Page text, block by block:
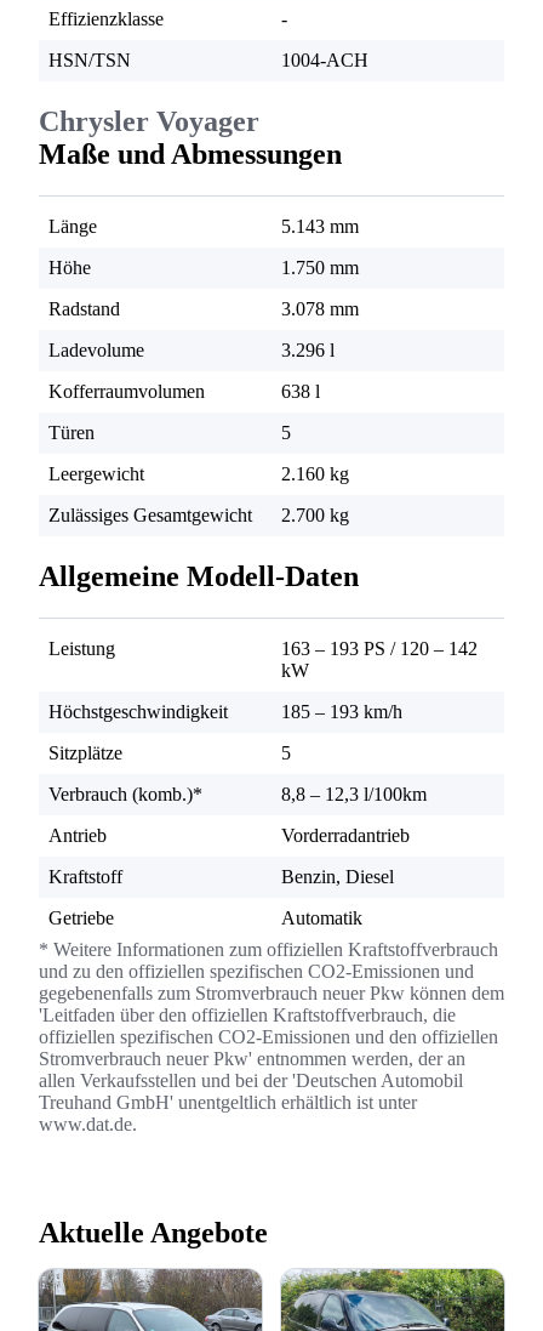
Effizienzklasse
-
HSN/TSN
1004-ACH
Chrysler Voyager
Maße und Abmessungen
Länge
5.143 mm
Höhe
1.750 mm
Radstand
3.078 mm
Ladevolume
3.296 l
Kofferraumvolumen
638 l
Türen
5
Leergewicht
2.160 kg
Zulässiges Gesamtgewicht
2.700 kg
Allgemeine Modell-Daten
Leistung 163 – 193 PS / 120 – 142
kW
Höchstgeschwindigkeit
185 – 193 km/h
Sitzplätze
5
Verbrauch (komb.)*
8,8 – 12,3 l/100km
Antrieb
Vorderradantrieb
Kraftstoff
Benzin, Diesel
Getriebe
Automatik
* Weitere Informationen zum offiziellen Kraftstoffverbrauch
und zu den offiziellen spezifischen CO2-Emissionen und
gegebenenfalls zum Stromverbrauch neuer Pkw können dem
'Leitfaden über den offiziellen Kraftstoffverbrauch, die
offiziellen spezifischen CO2-Emissionen und den offiziellen
Stromverbrauch neuer Pkw' entnommen werden, der an
allen Verkaufsstellen und bei der 'Deutschen Automobil
Treuhand GmbH' unentgeltlich erhältlich ist unter
www.dat.de.
Aktuelle Angebote